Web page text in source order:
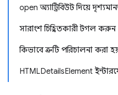
open অ্যাট্রিবিউট দিয়ে
সারাংশ চিহ্নিতকারী টগল করুন
কিভাবে ত্রুটি পরিচালনা করা
HTMLDetailsElement